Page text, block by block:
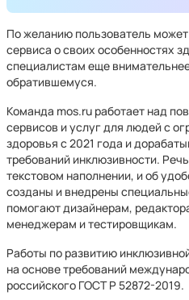
По желанию пользователь
сервиса о своих особенностях
специалистам еще
обратившемуся.
Команда mos.ru работает над
сервисов и услуг для людей с
здоровья с 2021 года и
требований инклюзивности.
текстовом наполнении, и об
созданы и внедрены
помогают дизайнерам,
менеджерам и тестировщикам.
Работы по развитию
на основе требований
российского ГОСТ Р 52872-2019.